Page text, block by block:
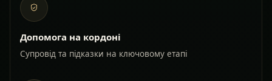
Допомога на кордоні
Супровід та підказки на ключовому етапі